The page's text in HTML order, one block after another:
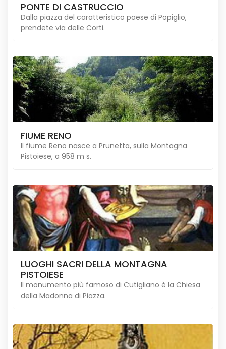
PONTE DI CASTRUCCIO
Dalla piazza del caratteristico paese di Popiglio,
prendete via delle Corti.
FIUME RENO
Il fiume Reno nasce a Prunetta, sulla Montagna
Pistoiese, a 958 m s.
LUOGHI SACRI DELLA MONTAGNA
PISTOIESE
Il monumento più famoso di Cutigliano è la Chiesa
della Madonna di Piazza.